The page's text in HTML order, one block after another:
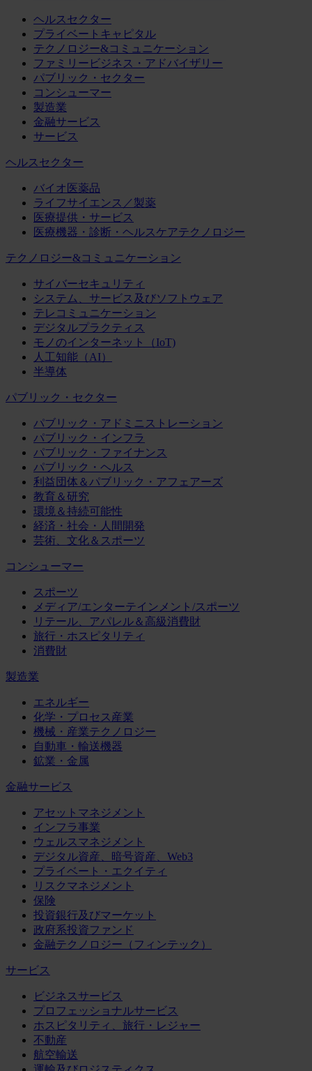
ヘルスセクター
プライベートキャピタル
テクノロジー&コミュニケーション
ファミリービジネス・アドバイザリー
パブリック・セクター
コンシューマー
製造業
金融サービス
サービス
ヘルスセクター
バイオ医薬品
ライフサイエンス／製薬
医療提供・サービス
医療機器・診断・ヘルスケアテクノロジー
テクノロジー&コミュニケーション
サイバーセキュリティ
システム、サービス及びソフトウェア
テレコミュニケーション
デジタルプラクティス
モノのインターネット（IoT)
人工知能（AI）
半導体
パブリック・セクター
パブリック・アドミニストレーション
パブリック・インフラ
パブリック・ファイナンス
パブリック・ヘルス
利益団体＆パブリック・アフェアーズ
教育＆研究
環境＆持続可能性
経済・社会・人間開発
芸術、文化＆スポーツ
コンシューマー
スポーツ
メディア/エンターテインメント/スポーツ
リテール、アパレル＆高級消費財
旅行・ホスピタリティ
消費財
製造業
エネルギー
化学・プロセス産業
機械・産業テクノロジー
自動車・輸送機器
鉱業・金属
金融サービス
アセットマネジメント
インフラ事業
ウェルスマネジメント
デジタル資産、暗号資産、Web3
プライベート・エクイティ
リスクマネジメント
保険
投資銀行及びマーケット
政府系投資ファンド
金融テクノロジー（フィンテック）
サービス
ビジネスサービス
プロフェッショナルサービス
ホスピタリティ、旅行・レジャー
不動産
航空輸送